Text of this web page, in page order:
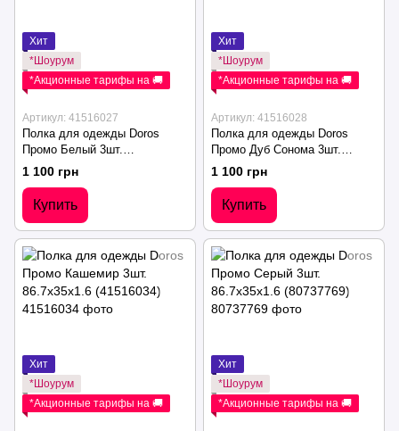
Хит
*Шоурум
*Акционные тарифы на 🚚
Артикул: 41516027
Полка для одежды Doros
Промо Белый 3шт.
86.7х35х1.6 (41516027)
1 100 грн
Купить
Хит
*Шоурум
*Акционные тарифы на 🚚
Артикул: 41516028
Полка для одежды Doros
Промо Дуб Сонома 3шт.
86.7х35х1.6 (41516028)
1 100 грн
Купить
Хит
*Шоурум
*Акционные тарифы на 🚚
Хит
*Шоурум
*Акционные тарифы на 🚚